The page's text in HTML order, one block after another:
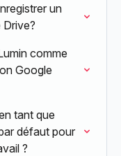
un
comme
Google
tant que
défaut pour
?